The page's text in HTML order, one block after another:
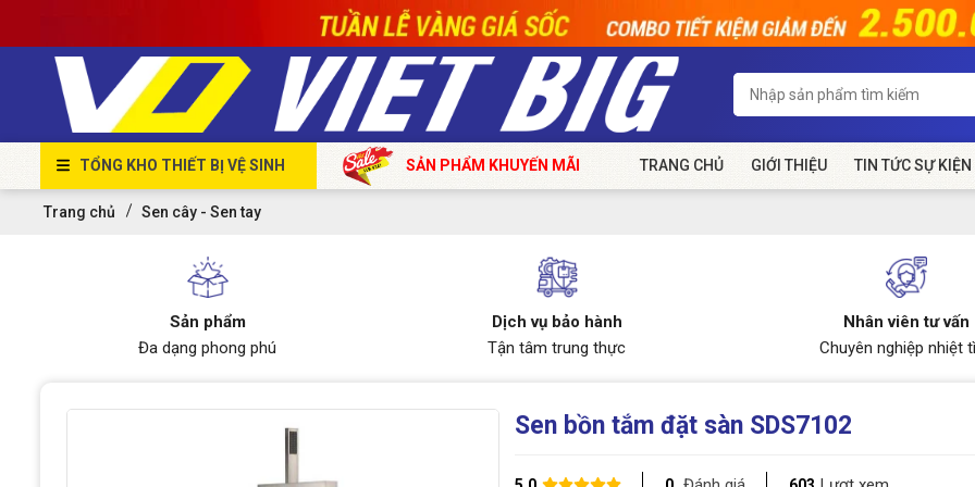
TỔNG KHO THIẾT BỊ VỆ SINH SẢN PHẨM KHUYẾN MÃI TRANG CHỦ GIỚI THIỆU TIN TỨC SỰ KIỆN
Trang chủ Sen cây - Sen tay
Sản phẩm
Đa dạng phong phú
Dịch vụ bảo hành
Tận tâm trung thực
Nhân viên tư vấn
Chuyên nghiệp nhiệt
Sen bồn tắm đặt sàn SDS7102